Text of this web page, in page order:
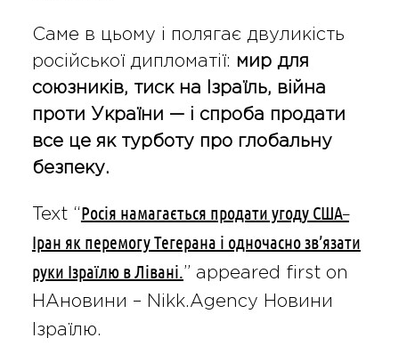
Саме в цьому і полягає двуликість
російської дипломатії: мир для
союзників, тиск на Ізраїль, війна
проти України — і спроба продати
все це як турботу про глобальну
безпеку.
Text “Росія намагається продати угоду США–
Іран як перемогу Тегерана і одночасно зв’язати
руки Ізраїлю в Лівані.” appeared first on
НАновини – Nikk.Agency Новини
Ізраїлю.